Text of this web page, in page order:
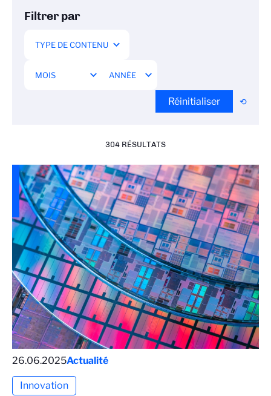
Filtrer par
Réinitialiser
304 RÉSULTATS
26.06.2025Actualité
Innovation